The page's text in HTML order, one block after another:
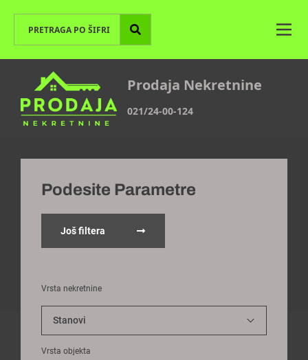
Prodaja Nekretnine
021/24-00-124
Podesite Parametre
Još filtera
Vrsta nekretnine
Vrsta objekta